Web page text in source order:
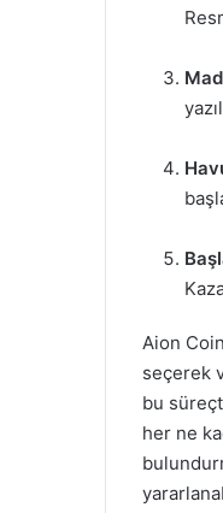
Aion
seçerek
bu
her ne